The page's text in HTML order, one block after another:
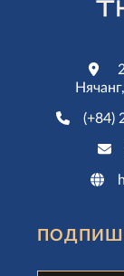
(+84)